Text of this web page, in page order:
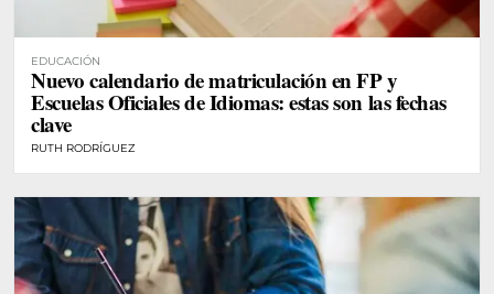
EDUCACIÓN
Nuevo calendario de matriculación en FP y
Escuelas Oficiales de Idiomas: estas son las fechas
clave
RUTH RODRÍGUEZ